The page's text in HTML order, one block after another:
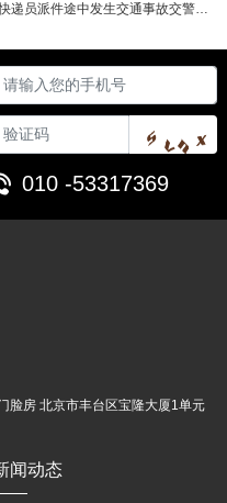
快递员派件途中发生交通事故交警部门认定全责公司赔付93万余元后一纸诉状向快递员全额追偿交通事故全责是否等同于法律上的重大过失用人单位赔付后能否向员工追偿基本案情快递员张某与某服务外包有限公司存在劳动关系。某日，张某派送快递途经施工路段，现场围挡占据大半道路，张某驾驶快递三轮车紧贴施工围挡行驶，在行驶过程中与对向驾驶二轮摩托车的罗某发生碰撞引发事故，致罗某、卢某受伤及车辆受损，卢某伤情严重。交警部门......
010 -53317369
脸房 北京市丰台区宝隆大厦1单元
闻动态